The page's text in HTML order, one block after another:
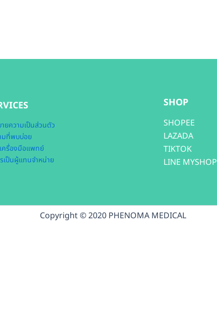
ายความเป็นส่วนตัว
มที่พบบ่อย
ครื่องมือแพทย์
เป็นผู้แทนจำหน่าย
SHOP
SHOPEE
LAZADA
TIKTOK
LINE MYSHOP
Copyright © 2020 PHENOMA MEDICAL